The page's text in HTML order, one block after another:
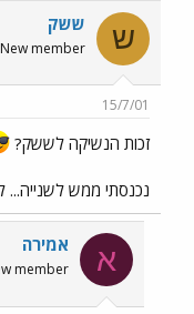
ש ששק
New member
15/7/01
זכות הנשיקה לששק?
נכנסתי ממש לשנייה...
א אמירה
member